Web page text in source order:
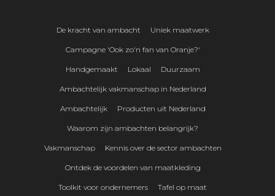
De kracht van ambacht Uniek maatwerk
Campagne 'Ook zo'n fan van Oranje?'
Handgemaakt Lokaal Duurzaam
Ambachtelijk vakmanschap in Nederland
Ambachtelijk Producten uit Nederland
Waarom zijn ambachten belangrijk?
Vakmanschap Kennis over de sector ambachten
Ontdek de voordelen van maatkleding
Toolkit voor ondernemers Tafel op maat